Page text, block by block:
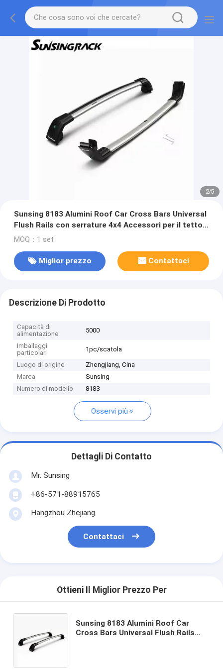
2/5
Sunsing 8183 Alumini Roof Car Cross Bars Universal
Flush Rails con serrature 4x4 Accessori per il tetto
montato Car Racks
MOQ：1 set
Miglior prezzo Contattaci
Descrizione Di Prodotto
Capacità di
alimentazione
5000
Imballaggi
particolari
1pc/scatola
Luogo di origine
Zhengjiang, Cina
Marca
Sunsing
Numero di modello
8183
Osservi più
Dettagli Di Contatto
Mr. Sunsing
+86-571-88915765
Hangzhou Zhejiang
Contattaci
Ottieni Il Miglior Prezzo Per
Sunsing 8183 Alumini Roof Car
Cross Bars Universal Flush Rails